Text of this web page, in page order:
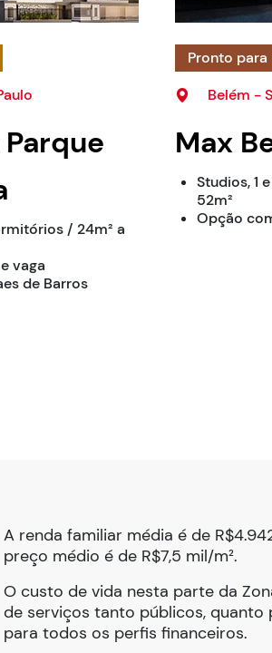
/ 24m² a
vaga
de Barros
Pronto
Belém -
Max
Studios, 1
52m²
Opção
A renda familiar média é de
preço médio é de R$7,5 mil/m².
O custo de vida nesta parte da
de serviços tanto públicos, quanto
para todos os perfis financeiros.